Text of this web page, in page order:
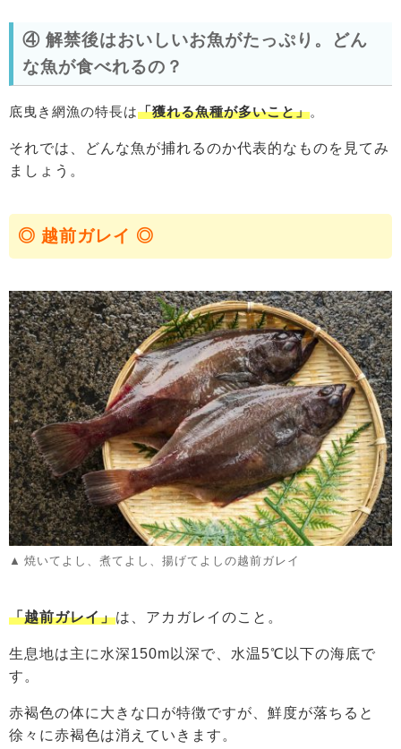
④ 解禁後はおいしいお魚がたっぷり。どん
な魚が食べれるの？
底曳き網漁の特長は「獲れる魚種が多いこと」。
それでは、どんな魚が捕れるのか代表的なものを見てみ
ましょう。
◎ 越前ガレイ ◎
焼いてよし、煮てよし、揚げてよしの越前ガレイ
「越前ガレイ」は、アカガレイのこと。
生息地は主に水深150m以深で、水温5℃以下の海底で
す。
赤褐色の体に大きな口が特徴ですが、鮮度が落ちると
徐々に赤褐色は消えていきます。